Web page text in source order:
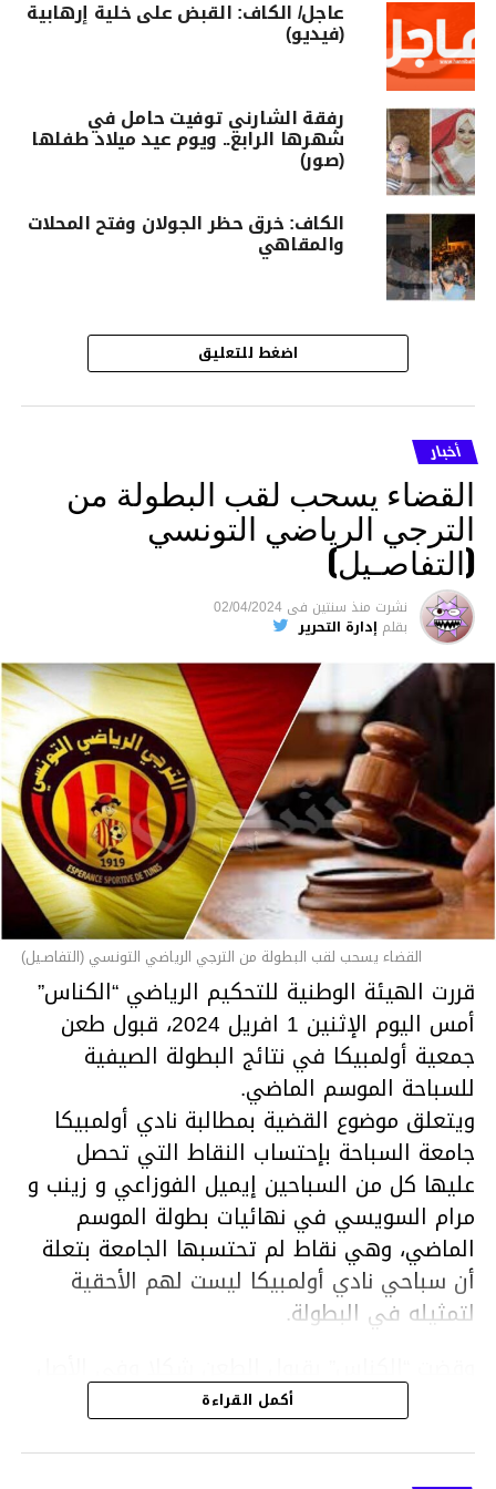
عاجل/ الكاف: القبض على خلية إرهابية
(فيديو)
رفقة الشارني توفيت حامل في
شهرها الرابع.. ويوم عيد ميلاد طفلها
(صور)
الكاف: خرق حظر الجولان وفتح المحلات
والمقاهي
اضغط للتعليق
أخبار
القضاء يسحب لقب البطولة من
الترجي الرياضي التونسي
(التفاصـيل)
نشرت منذ سنتين فى 02/04/2024
بقلم إدارة التحرير
القضاء يسحب لقب البطولة من الترجي الرياضي التونسي (التفاصـيل)
قررت الهيئة الوطنية للتحكيم الرياضي “الكناس”
أمس اليوم الإثنين 1 افريل 2024، قبول طعن
جمعية أولمبيكا في نتائج البطولة الصيفية
للسباحة الموسم الماضي.
ويتعلق موضوع القضية بمطالبة نادي أولمبيكا
جامعة السباحة بإحتساب النقاط التي تحصل
عليها كل من السباحين إيميل الفوزاعي و زينب و
مرام السويسي في نهائيات بطولة الموسم
الماضي، وهي نقاط لم تحتسبها الجامعة بتعلة
أن سباحي نادي أولمبيكا ليست لهم الأحقية
لتمثيله في البطولة.
ونقض القرار الصادر عن المكتب الجامعي وإعادة
إحتساب النقاط المسجلة من قبل السباحين إيميل
الفوزاعي ومرام وزينب السويسي في نطاق
أكمل القراءة